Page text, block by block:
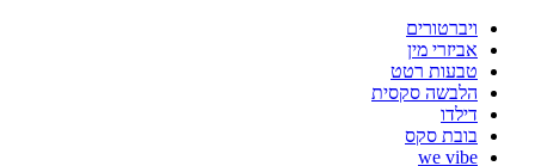
ויברטורים
אביזרי מין
טבעות רטט
הלבשה סקסית
דילדו
בובת סקס
we vibe